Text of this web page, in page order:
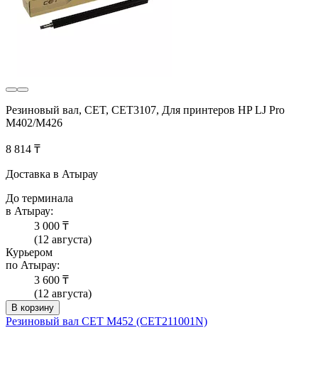
Резиновый вал, CET, CET3107, Для принтеров HP LJ Pro
M402/M426
8 814 ₸
Доставка в Атырау
До терминала
в Атырау:
3 000 ₸
(12 августа)
Курьером
по Атырау:
3 600 ₸
(12 августа)
В корзину
Резиновый вал CET M452 (CET211001N)